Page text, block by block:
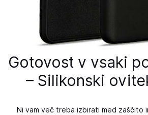
Gotovost v vsaki
– Silikonski
Ni vam več treba izbirati med zaščito